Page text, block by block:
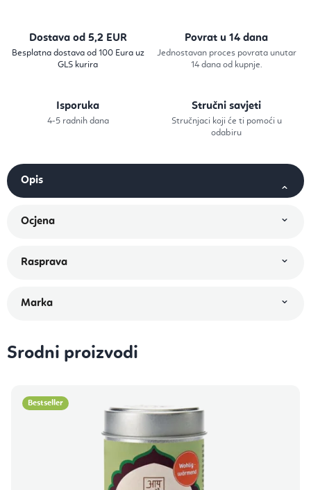
Dostava od 5,2 EUR
Besplatna dostava od 100 Eura uz
GLS kurira
Povrat u 14 dana
Jednostavan proces povrata unutar
14 dana od kupnje.
Isporuka
4-5 radnih dana
Stručni savjeti
Stručnjaci koji će ti pomoći u
odabiru
Srodni proizvodi
Bestseller